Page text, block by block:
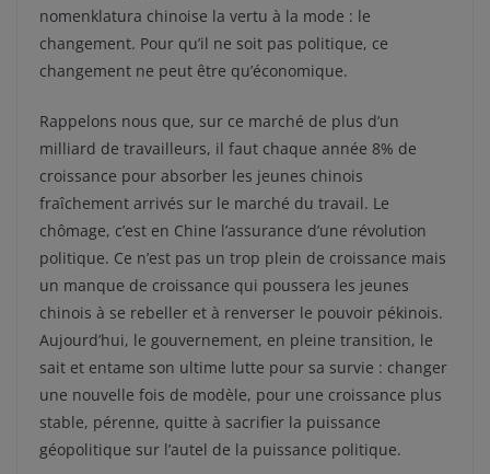
nomenklatura chinoise la vertu à la mode : le
changement. Pour qu’il ne soit pas politique, ce
changement ne peut être qu’économique.
Rappelons nous que, sur ce marché de plus d’un
milliard de travailleurs, il faut chaque année 8% de
croissance pour absorber les jeunes chinois
fraîchement arrivés sur le marché du travail. Le
chômage, c’est en Chine l’assurance d’une révolution
politique. Ce n’est pas un trop plein de croissance mais
un manque de croissance qui poussera les jeunes
chinois à se rebeller et à renverser le pouvoir pékinois.
Aujourd’hui, le gouvernement, en pleine transition, le
sait et entame son ultime lutte pour sa survie : changer
une nouvelle fois de modèle, pour une croissance plus
stable, pérenne, quitte à sacrifier la puissance
géopolitique sur l’autel de la puissance politique.